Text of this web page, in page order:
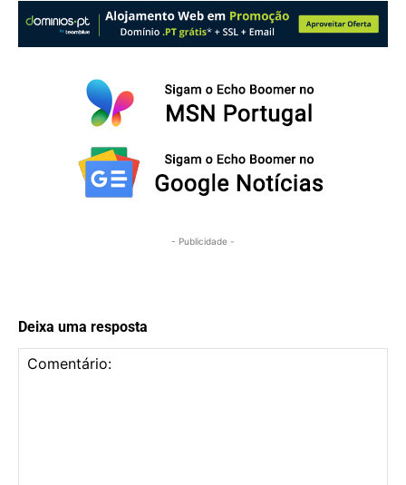
- Publicidade -
Deixa uma resposta